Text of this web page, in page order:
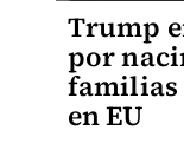
Trump
por
familias
en EU